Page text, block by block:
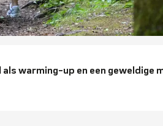
warming-up en een geweldige